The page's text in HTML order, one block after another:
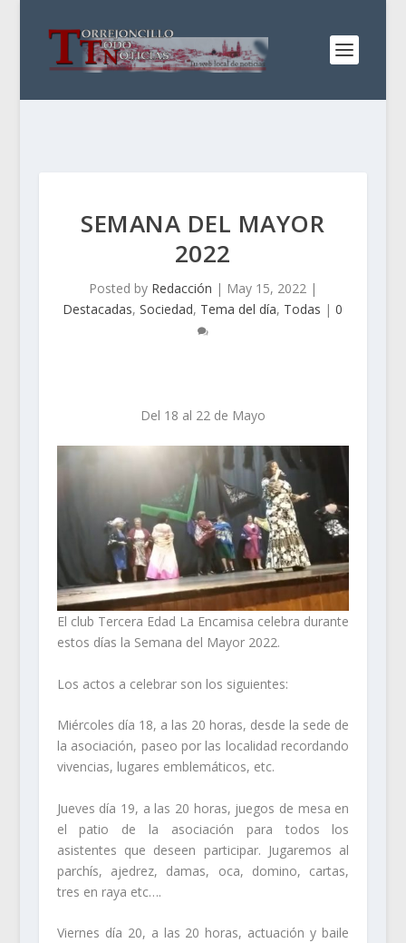
SEMANA DEL MAYOR
2022
Posted by Redacción | May 15, 2022|
Destacadas,Sociedad, Tema del día, Todas |0
Del 18 al 22 de Mayo
El club Tercera Edad La Encamisa celebra durante
estos días la Semana del Mayor 2022.
Los actos a celebrar son los siguientes:
Miércoles día 18, a las 20 horas, desde la sede de
la asociación, paseo por las localidad recordando
vivencias, lugares emblemáticos, etc.
Jueves día 19, a las 20 horas, juegos de mesa en
el patio de la asociación para todos los
asistentes que deseen participar. Jugaremos al
parchís, ajedrez, damas, oca, domino, cartas,
tres en raya etc….
Viernes día 20, a las 20 horas, actuación y baile